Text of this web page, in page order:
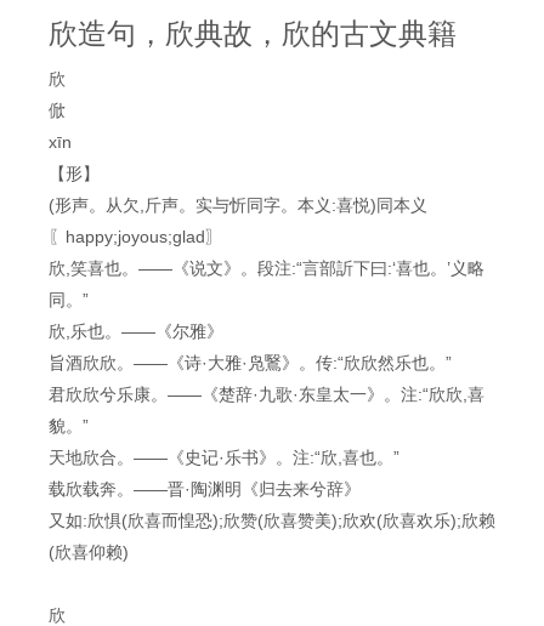
欣造句，欣典故，欣的古文典籍
欣
俽
xīn
【形】
(形声。从欠,斤声。实与忻同字。本义:喜悦)同本义
〖happy;joyous;glad〗
欣,笑喜也。——《说文》。段注:“言部訢下曰:‘喜也。’义略
同。”
欣,乐也。——《尔雅》
旨酒欣欣。——《诗·大雅·凫鷖》。传:“欣欣然乐也。”
君欣欣兮乐康。——《楚辞·九歌·东皇太一》。注:“欣欣,喜
貌。”
天地欣合。——《史记·乐书》。注:“欣,喜也。”
载欣载奔。——晋·陶渊明《归去来兮辞》
又如:欣惧(欣喜而惶恐);欣赞(欣喜赞美);欣欢(欣喜欢乐);欣赖
(欣喜仰赖)
欣